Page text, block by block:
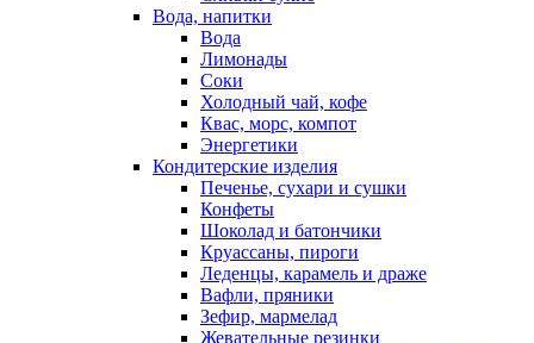
Вода, напитки
Вода
Лимонады
Соки
Холодный чай, кофе
Квас, морс, компот
Энергетики
Кондитерские изделия
Печенье, сухари и сушки
Конфеты
Шоколад и батончики
Круассаны, пироги
Леденцы, карамель и драже
Вафли, пряники
Зефир, мармелад
Жевательные резинки